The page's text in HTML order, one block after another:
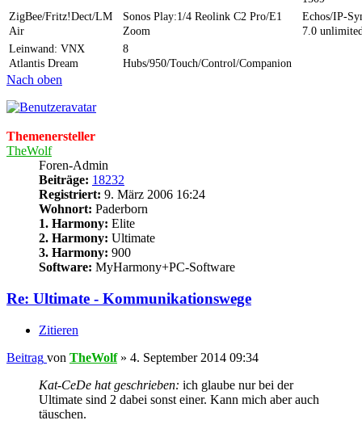
ZigBee/Fritz!Dect/LM
Air
Sonos Play:1/4 Reolink C2 Pro/E1
Zoom
Echos/IP-
7.0
Leinwand: VNX
Atlantis Dream
8
Hubs/950/Touch/Control/Companion
Nach oben
Themenersteller
TheWolf
Foren-Admin
Beiträge: 18232
Registriert: 9. März 2006 16:24
Wohnort: Paderborn
1. Harmony: Elite
2. Harmony: Ultimate
3. Harmony: 900
Software: MyHarmony+PC-Software
Re: Ultimate - Kommunikationswege
Zitieren
Beitrag von TheWolf» 4. September 2014 09:34
Kat-CeDe hat geschrieben: ich glaube nur bei der
Ultimate sind 2 dabei sonst einer. Kann mich aber auch
täuschen.